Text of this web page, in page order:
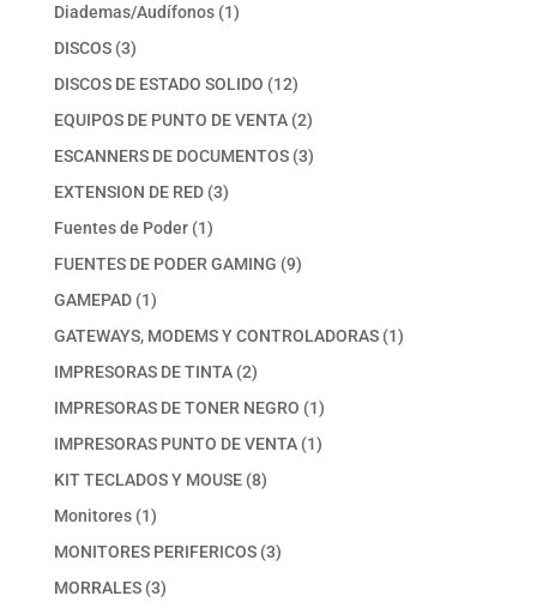
Diademas/Audífonos 11
DISCOS 33
productos
DISCOS DE ESTADO SOLIDO 1212
productos
EQUIPOS DE PUNTO DE VENTA 22
productos
ESCANNERS DE DOCUMENTOS 33
EXTENSION DE RED 33
Fuentes de Poder 11
producto
FUENTES DE PODER GAMING 99
GAMEPAD 11
producto
GATEWAYS, MODEMS Y CONTROLADORAS 11
IMPRESORAS DE TINTA 22
productos
IMPRESORAS DE TONER NEGRO 11
producto
IMPRESORAS PUNTO DE VENTA 11
KIT TECLADOS Y MOUSE 88
Monitores 11
producto
MONITORES PERIFERICOS 33
MORRALES 33